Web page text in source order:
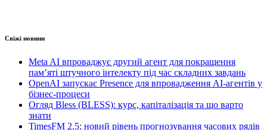
Свіжі новини
Meta AI впроваджує другий агент для покращення
пам’яті штучного інтелекту під час складних завдань
OpenAI запускає Presence для впровадження AI-агентів у
бізнес-процеси
Огляд Bless (BLESS): курс, капіталізація та що варто
знати
TimesFM 2.5: новий рівень прогнозування часових рядів